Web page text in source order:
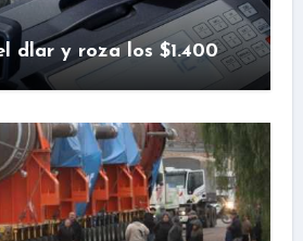
dlar y roza los $1.400